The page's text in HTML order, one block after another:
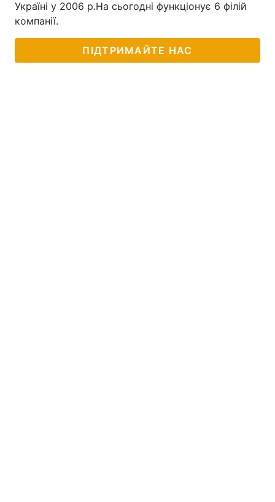
Україні у 2006 р.На сьогодні функціонує 6 філій
компанії.
ПІДТРИМАЙТЕ НАС